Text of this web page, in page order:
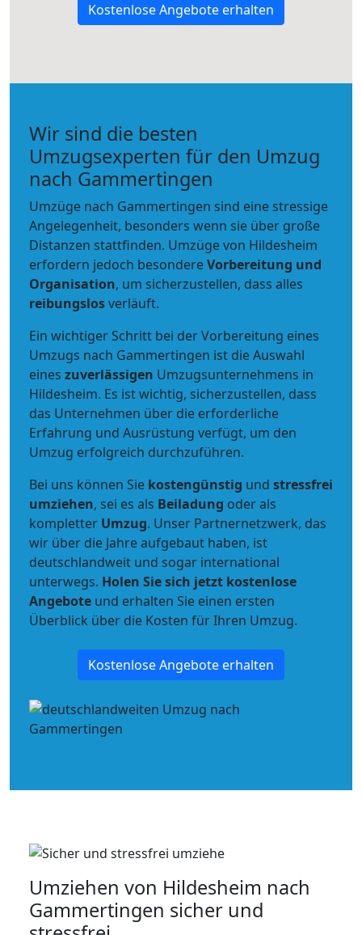
Kostenlose Angebote erhalten
Wir sind die besten
Umzugsexperten für den Umzug
nach Gammertingen
Umzüge nach Gammertingen sind eine stressige
Angelegenheit, besonders wenn sie über große
Distanzen stattfinden. Umzüge von Hildesheim
erfordern jedoch besondereVorbereitung und
Organisation, um sicherzustellen, dass alles
reibungslosverläuft.
Ein wichtiger Schritt bei der Vorbereitung eines
Umzugs nach Gammertingen ist die Auswahl
eines zuverlässigen Umzugsunternehmens in
Hildesheim. Es ist wichtig, sicherzustellen, dass
das Unternehmen über die erforderliche
Erfahrung und Ausrüstung verfügt, um den
Umzug erfolgreich durchzuführen.
Bei uns können Sie kostengünstig und stressfrei
umziehen, sei es als Beiladung oder als
kompletter Umzug. Unser Partnernetzwerk, das
wir über die Jahre aufgebaut haben, ist
deutschlandweit und sogar international
unterwegs. Holen Sie sich jetzt kostenlose
Angebote und erhalten Sie einen ersten
Überblick über die Kosten für Ihren Umzug.
Kostenlose Angebote erhalten
Umziehen von Hildesheim nach
Gammertingen sicher und